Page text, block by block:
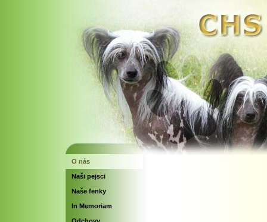
O nás
Naši pejsci
Naše fenky
In Memoriam